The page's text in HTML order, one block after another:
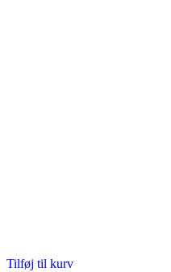
Tilføj til kurv